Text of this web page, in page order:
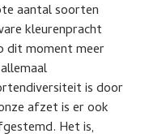
aantal soorten
kleurenpracht
dit moment meer
is door
afzet is er ook
Het is,